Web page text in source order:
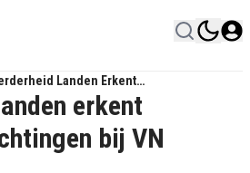
Landen Erkent
Bij VN
erkent
bij VN